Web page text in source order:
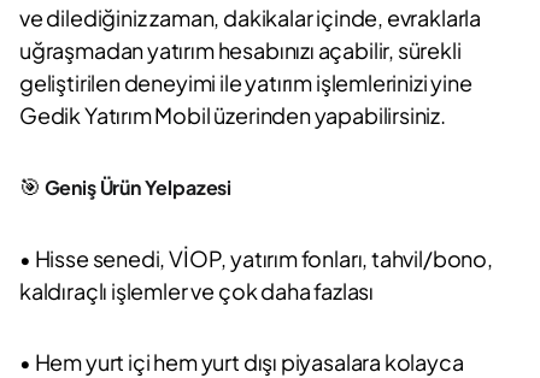
ve dilediğiniz zaman, dakikalar içinde, evraklarla
uğraşmadan yatırım hesabınızı açabilir, sürekli
geliştirilen deneyimi ile yatırım işlemlerinizi yine
Gedik Yatırım Mobil üzerinden yapabilirsiniz.
🎯 Geniş Ürün Yelpazesi
• Hisse senedi, VİOP, yatırım fonları, tahvil/bono,
kaldıraçlı işlemler ve çok daha fazlası
• Hem yurt içi hem yurt dışı piyasalara kolayca